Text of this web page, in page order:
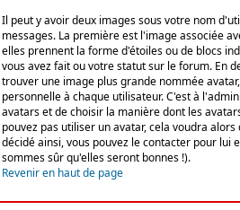
Il peut y avoir deux images sous votre nom
messages. La première est l'image associée
elles prennent la forme d'étoiles ou de blocs
vous avez fait ou votre statut sur le forum. En
trouver une image plus grande nommée
personnelle à chaque utilisateur. C'est à
avatars et de choisir la manière dont les
pouvez pas utiliser un avatar, cela voudra
décidé ainsi, vous pouvez le contacter pour lui
sommes sûr qu'elles seront bonnes !).
Revenir en haut de page